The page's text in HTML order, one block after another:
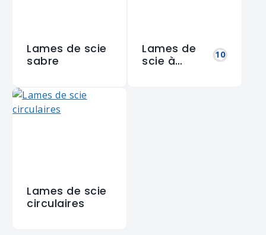
Lames de scie
sabre
Lames de
scie à
10
Lames de scie
circulaires